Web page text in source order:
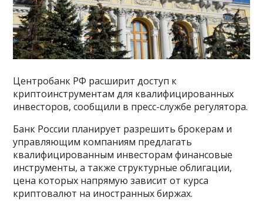
Центробанк РФ расширит доступ к
криптоинструментам для квалифицированных
инвесторов, сообщили в пресс-службе регулятора.
Банк России планирует разрешить брокерам и
управляющим компаниям предлагать
квалифицированным инвесторам финансовые
инструменты, а также структурные облигации,
цена которых напрямую зависит от курса
криптовалют на иностранных биржах.